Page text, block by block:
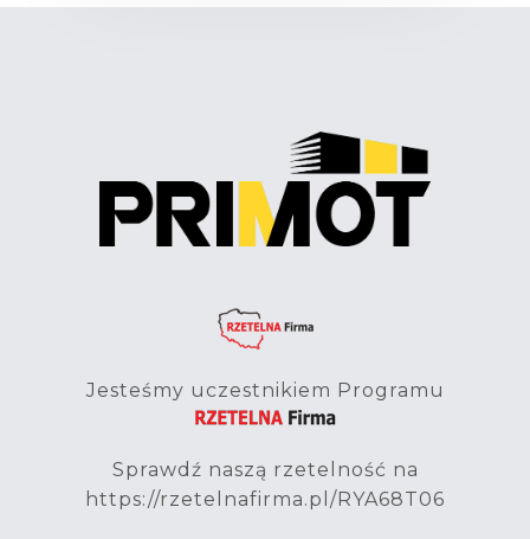
Jesteśmy uczestnikiem Programu
Sprawdź naszą rzetelność na
https://rzetelnafirma.pl/RYA68T06